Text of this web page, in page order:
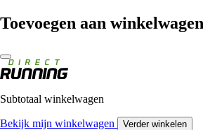
Toevoegen aan
Subtotaal winkelwagen
Bekijk mijn winkelwagen Verder winkelen